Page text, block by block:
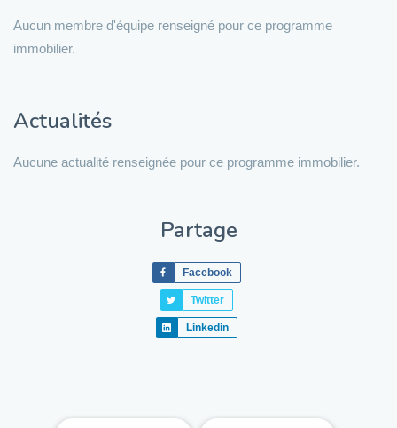
Aucun membre d'équipe renseigné pour ce programme
immobilier.
Actualités
Aucune actualité renseignée pour ce programme immobilier.
Partage
Facebook
Twitter
Linkedin